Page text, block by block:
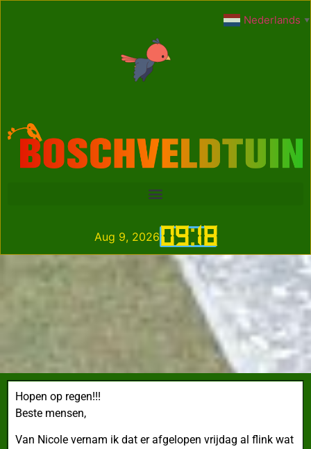
09:18
Aug 9, 2026
Hopen op regen!!!
Beste mensen,
Van Nicole vernam ik dat er afgelopen vrijdag al flink wat
Nederlands ▼